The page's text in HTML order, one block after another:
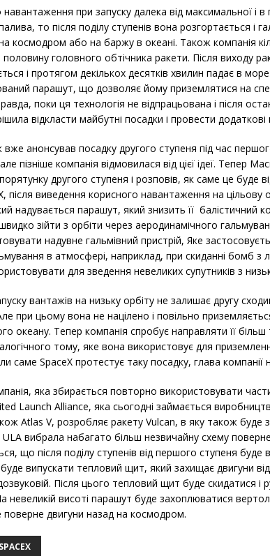
при запуску далека від максимальної і
то після поділу ступенів вона розгортається і
космодром або на баржу в океані. Також компанія
головного обтічника ракети. Після виходу
і протягом декількох десятків хвилин падає в
парашут, що дозволяє йому приземлятися на
поки ця технологія не відпрацьована і після
відкласти майбутні посадки і провести
анонсував посадку другого ступеня під час
пізніше компанія відмовилася від цієї ідеї. Тепер
другого ступеня і розповів, як саме це буде
після виведення корисного навантаження на цільову
надувається парашут, який знизить її балістичний
зійти з орбіти через аеродинамічного
надувне гальмівний пристрій, Яке
в атмосфері, наприклад, при скиданні бомб з
для зведення невеликих супутників з
вантажів на низьку орбіту не залишає другу
при цьому вона не націлено і повільно
океану. Тепер компанія спробує направляти її більш
тому, яке вона використовує для
саме SpaceX протестує таку посадку, глава компанії
яка збирається повторно використовувати
Launch Alliance, яка сьогодні займається
Atlas V, розробляє ракету Vulcan, в яку також буде
ULA вибрала набагато більш незвичайну схему
що після поділу ступенів від першого ступеня буде
випускати тепловий щит, який захищає двигуни
Після цього тепловий щит буде скидатися і
невеликій висоті парашут буде захоплюватися
поверне двигуни назад на космодром.
SPACEX